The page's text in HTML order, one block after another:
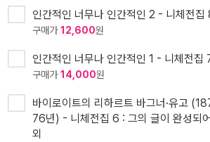
인간적인 너무나 인간적인 2 - 니체전집
구매가12,600원
인간적인 너무나 인간적인 1 - 니체전집
구매가14,000원
바이로이트의 리하르트 바그너·유고
76년) - 니체전집 6 : 그의 글이 완성되
외